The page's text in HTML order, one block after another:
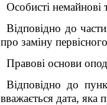
Особисті
Відповідно до
про заміну
Правові основи
Відповідно до
вважається дата, яка